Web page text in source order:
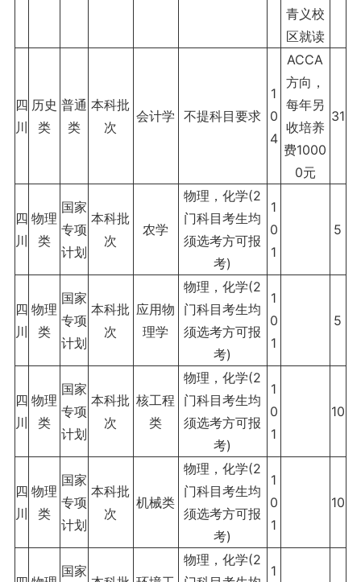
青义校
区就读
四
川
历史
类
普通
类
本科批
次
会计学 不提科目要求
1
0
4
ACCA
方向，
每年另
收培养
费1000
0元
31
四
川
物理
类
国家
专项
计划
本科批
次
农学
物理，化学(2
门科目考生均
须选考方可报
考)
1
0
1
5
四
川
物理
类
国家
专项
计划
本科批
次
应用物
理学
物理，化学(2
门科目考生均
须选考方可报
考)
1
0
1
5
四
川
物理
类
国家
专项
计划
本科批
次
核工程
类
物理，化学(2
门科目考生均
须选考方可报
考)
1
0
1
10
四
川
物理
类
国家
专项
计划
本科批
次
机械类
物理，化学(2
门科目考生均
须选考方可报
考)
1
0
1
10
国家
物理，化学(2
1